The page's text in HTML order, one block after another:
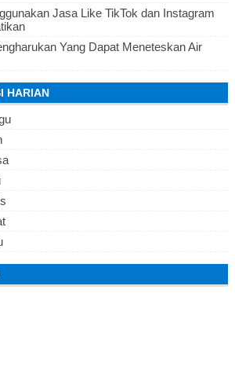
Jasa Like TikTok dan Instagram
Yang Dapat Meneteskan Air
HARIAN